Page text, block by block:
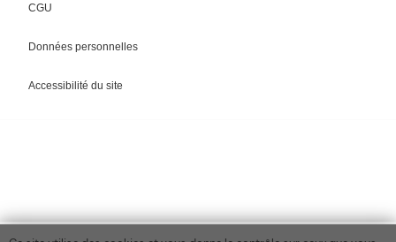
CGU
Données personnelles
Accessibilité du site